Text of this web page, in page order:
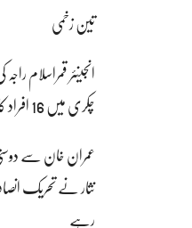
تین زخمی
انجینئر قمراسلام
چکری میں 16 افراد کا کامیاب ریسکیو
عمران خان سے
نثار نے تحریک
رہے